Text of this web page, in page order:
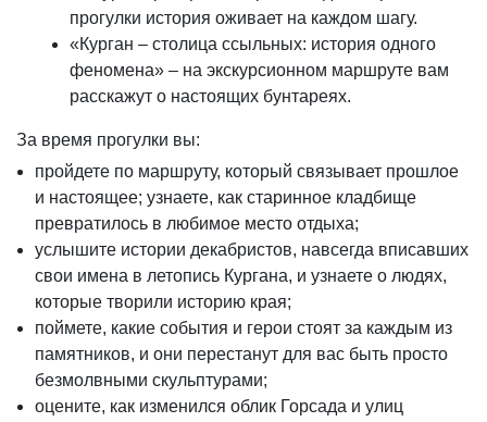
прогулки история оживает на каждом шагу.
«Курган – столица ссыльных: история одного
феномена» – на экскурсионном маршруте вам
расскажут о настоящих бунтареях.
За время прогулки вы:
пройдете по маршруту, который связывает прошлое
и настоящее; узнаете, как старинное кладбище
превратилось в любимое место отдыха;
услышите истории декабристов, навсегда вписавших
свои имена в летопись Кургана, и узнаете о людях,
которые творили историю края;
поймете, какие события и герои стоят за каждым из
памятников, и они перестанут для вас быть просто
безмолвными скульптурами;
оцените, как изменился облик Горсада и улиц